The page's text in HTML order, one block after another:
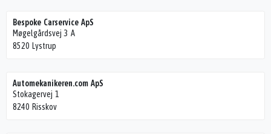
Bespoke Carservice ApS
Møgelgårdsvej 3 A
8520 Lystrup
Automekanikeren.com ApS
Stokagervej 1
8240 Risskov